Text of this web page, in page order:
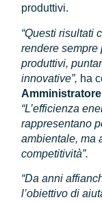
produttivi.
“Questi risultati
rendere
produttivi,
innovative”, ha
“L’efficienza
rappresentano
ambientale, ma
competitività”.
“Da anni
l’obiettivo di